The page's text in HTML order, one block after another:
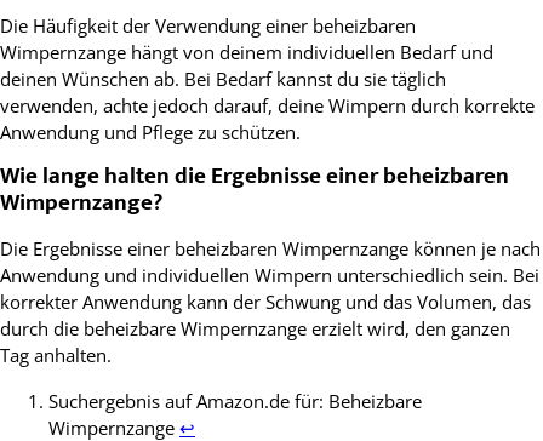
Die Häufigkeit der Verwendung einer beheizbaren
Wimpernzange hängt von deinem individuellen Bedarf und
deinen Wünschen ab. Bei Bedarf kannst du sie täglich
verwenden, achte jedoch darauf, deine Wimpern durch korrekte
Anwendung und Pflege zu schützen.
Wie lange halten die Ergebnisse einer beheizbaren
Wimpernzange?
Die Ergebnisse einer beheizbaren Wimpernzange können je nach
Anwendung und individuellen Wimpern unterschiedlich sein. Bei
korrekter Anwendung kann der Schwung und das Volumen, das
durch die beheizbare Wimpernzange erzielt wird, den ganzen
Tag anhalten.
Footnotes
Suchergebnis auf Amazon.de für: Beheizbare
Wimpernzange ↩